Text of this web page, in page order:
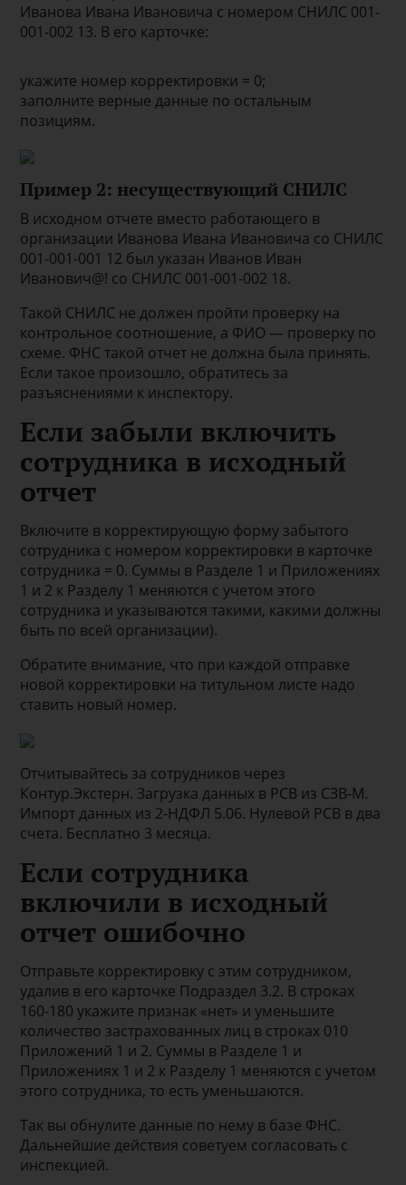
Иванова Ивана Ивановича с номером СНИЛС 001-
001-002 13. В его карточке:
укажите номер корректировки = 0;
заполните верные данные по остальным
позициям.
Пример 2: несуществующий СНИЛС
В исходном отчете вместо работающего в
организации Иванова Ивана Ивановича со СНИЛС
001-001-001 12 был указан Иванов Иван
Иванович@! со СНИЛС 001-001-002 18.
Такой СНИЛС не должен пройти проверку на
контрольное соотношение, а ФИО — проверку по
схеме. ФНС такой отчет не должна была принять.
Если такое произошло, обратитесь за
разъяснениями к инспектору.
Если забыли включить
сотрудника в исходный
отчет
Включите в корректирующую форму забытого
сотрудника с номером корректировки в карточке
сотрудника = 0. Суммы в Разделе 1 и Приложениях
1 и 2 к Разделу 1 меняются с учетом этого
сотрудника и указываются такими, какими должны
быть по всей организации).
Обратите внимание, что при каждой отправке
новой корректировки на титульном листе надо
ставить новый номер.
Отчитывайтесь за сотрудников через
Контур.Экстерн. Загрузка данных в РСВ из СЗВ-М.
Импорт данных из 2-НДФЛ 5.06. Нулевой РСВ в два
счета. Бесплатно 3 месяца.
Если сотрудника
включили в исходный
отчет ошибочно
Отправьте корректировку с этим сотрудником,
удалив в его карточке Подраздел 3.2. В строках
160-180 укажите признак «нет» и уменьшите
количество застрахованных лиц в строках 010
Приложений 1 и 2. Суммы в Разделе 1 и
Приложениях 1 и 2 к Разделу 1 меняются с учетом
этого сотрудника, то есть уменьшаются.
Так вы обнулите данные по нему в базе ФНС.
Дальнейшие действия советуем согласовать с
инспекцией.